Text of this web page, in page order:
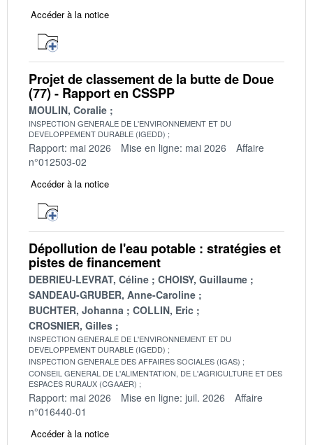
Accéder à la notice
Projet de classement de la butte de Doue
(77) - Rapport en CSSPP
MOULIN, Coralie
INSPECTION GENERALE DE L'ENVIRONNEMENT ET DU
DEVELOPPEMENT DURABLE (IGEDD)
Rapport: mai 2026 Mise en ligne: mai 2026
Affaire
n°012503-02
Accéder à la notice
Dépollution de l'eau potable : stratégies et
pistes de financement
DEBRIEU-LEVRAT, Céline
CHOISY, Guillaume
SANDEAU-GRUBER, Anne-Caroline
BUCHTER, Johanna
COLLIN, Eric
CROSNIER, Gilles
INSPECTION GENERALE DE L'ENVIRONNEMENT ET DU
DEVELOPPEMENT DURABLE (IGEDD)
INSPECTION GENERALE DES AFFAIRES SOCIALES (IGAS)
CONSEIL GENERAL DE L'ALIMENTATION, DE L'AGRICULTURE ET DES
ESPACES RURAUX (CGAAER)
Rapport: mai 2026 Mise en ligne: juil. 2026
Affaire
n°016440-01
Accéder à la notice